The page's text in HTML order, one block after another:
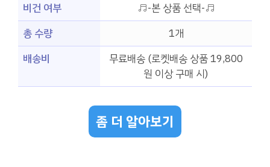
비건 여부
♬-본 상품 선택-♬
총 수량
1개
배송비
무료배송 (로켓배송 상품 19,800
원 이상 구매 시)
좀 더 알아보기